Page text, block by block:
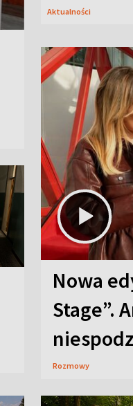
Aktualności
Nowa
Stage”.
Rozmowy